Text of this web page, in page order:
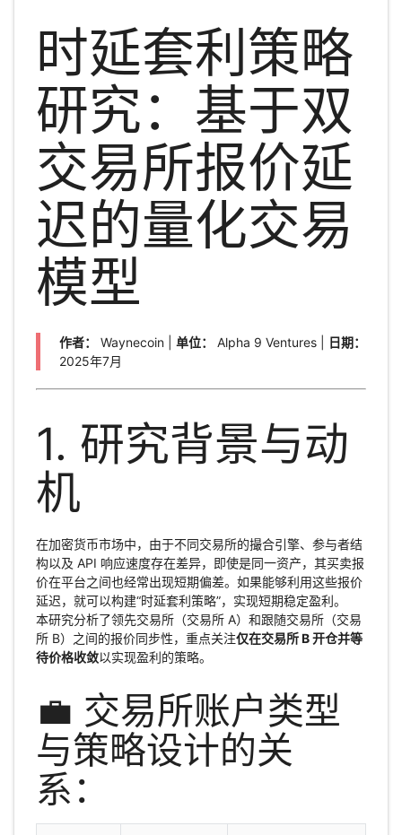
时延套利策略
研究：基于双
交易所报价延
迟的量化交易
模型
作者： Waynecoin | 单位： Alpha 9 Ventures |
日期：
2025年7月
1. 研究背景与动
机
在加密货币市场中，由于不同交易所的撮合引擎、参与者结
构以及 API 响应速度存在差异，即使是同一资产，其买卖报
价在平台之间也经常出现短期偏差。如果能够利用这些报价
延迟，就可以构建“时延套利策略”，实现短期稳定盈利。
本研究分析了领先交易所（交易所 A）和跟随交易所（交易
所 B）之间的报价同步性，重点关注仅在交易所 B 开仓并等
待价格收敛以实现盈利的策略。
💼 交易所账户类型
与策略设计的关
系：